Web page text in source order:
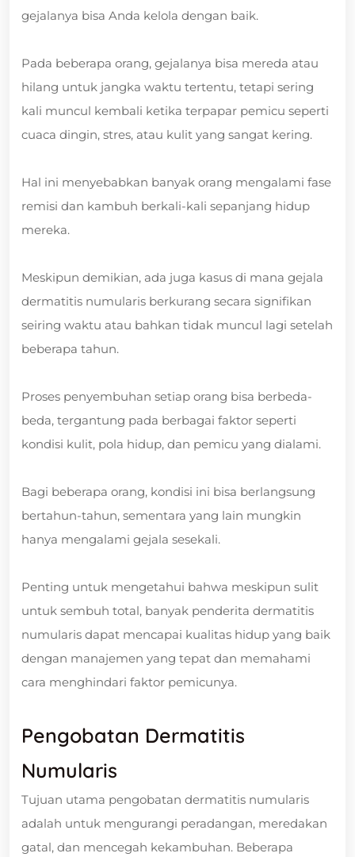
gejalanya bisa Anda kelola dengan baik.
Pada beberapa orang, gejalanya bisa mereda atau
hilang untuk jangka waktu tertentu, tetapi sering
kali muncul kembali ketika terpapar pemicu seperti
cuaca dingin, stres, atau kulit yang sangat kering.
Hal ini menyebabkan banyak orang mengalami fase
remisi dan kambuh berkali-kali sepanjang hidup
mereka.
Meskipun demikian, ada juga kasus di mana gejala
dermatitis numularis berkurang secara signifikan
seiring waktu atau bahkan tidak muncul lagi setelah
beberapa tahun.
Proses penyembuhan setiap orang bisa berbeda-
beda, tergantung pada berbagai faktor seperti
kondisi kulit, pola hidup, dan pemicu yang dialami.
Bagi beberapa orang, kondisi ini bisa berlangsung
bertahun-tahun, sementara yang lain mungkin
hanya mengalami gejala sesekali.
Penting untuk mengetahui bahwa meskipun sulit
untuk sembuh total, banyak penderita dermatitis
numularis dapat mencapai kualitas hidup yang baik
dengan manajemen yang tepat dan memahami
cara menghindari faktor pemicunya.
Pengobatan Dermatitis
Numularis
Tujuan utama pengobatan dermatitis numularis
adalah untuk mengurangi peradangan, meredakan
gatal, dan mencegah kekambuhan. Beberapa